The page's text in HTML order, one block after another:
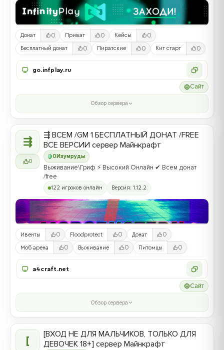
Донат 0 Приват 0 Кейсы 0
Бесплатный донат 0 Пиратские 0 Кит старт 0
go.infplay.ru
Сайт
Обзор сервера
⇶
0
0 Изумруды
⇶ ВСЕМ /GM 1 БЕСПЛАТНЫЙ ДОНАТ /FREE
ВСЕ ВЕРСИИ сервер Майнкрафт
Выживание\Гриф ⚡ Высокий Онлайн ✔ Всем донат
/free
122 игроков онлайн Версия: 1.12.2
Ивенты 0 Floodprotect 0 Донат 0
Моб арена 0 Выживание 0 Питомцы 0
a4craft.net
Сайт
Обзор сервера
[
[ВХОД НЕ ДЛЯ МАЛЬЧИКОВ, ТОЛЬКО ДЛЯ
ДЕВОЧЕК 18+] сервер Майнкрафт